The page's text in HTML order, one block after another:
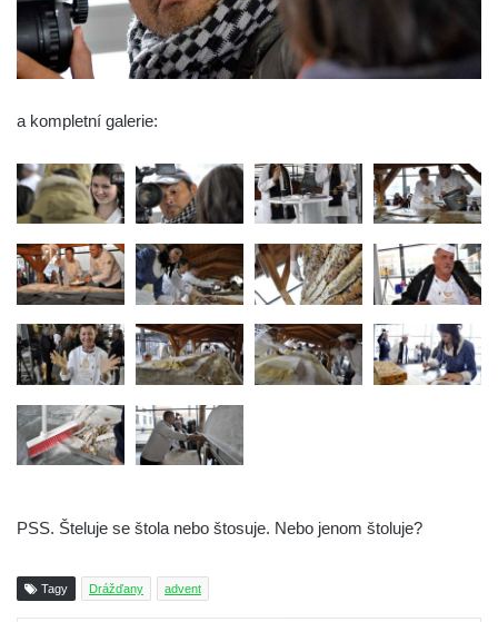
a kompletní galerie:
PSS. Šteluje se štola nebo štosuje. Nebo jenom štoluje?
Tagy Drážďany advent